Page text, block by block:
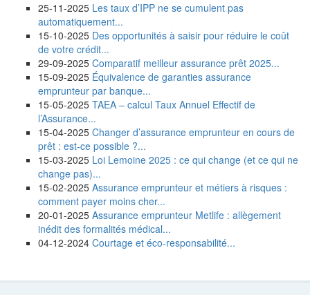
25-11-2025 Les taux d’IPP ne se cumulent pas
automatiquement...
15-10-2025 Des opportunités à saisir pour réduire le coût
de votre crédit...
29-09-2025 Comparatif meilleur assurance prêt 2025...
15-09-2025 Équivalence de garanties assurance
emprunteur par banque...
15-05-2025 TAEA – calcul Taux Annuel Effectif de
l’Assurance...
15-04-2025 Changer d’assurance emprunteur en cours de
prêt : est-ce possible ?...
15-03-2025 Loi Lemoine 2025 : ce qui change (et ce qui ne
change pas)...
15-02-2025 Assurance emprunteur et métiers à risques :
comment payer moins cher...
20-01-2025 Assurance emprunteur Metlife : allègement
inédit des formalités médical...
04-12-2024 Courtage et éco-responsabilité...